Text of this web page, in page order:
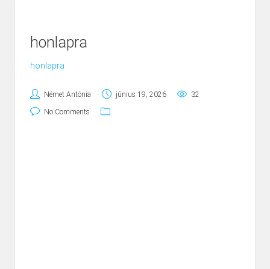
honlapra
honlapra
Német Antónia június 19, 2026 32
No Comments